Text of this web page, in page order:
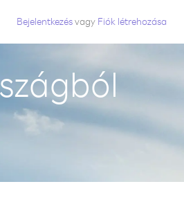
Bejelentkezésvagy Fiók létrehozása